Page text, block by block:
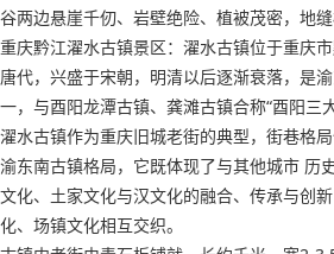
谷两边悬崖千仞、岩壁绝险、植被茂密，地缝
重庆黔江濯水古镇景区：濯水古镇位于重庆
唐代，兴盛于宋朝，明清以后逐渐衰落，是
一，与酉阳龙潭古镇、龚滩古镇合称“酉阳三大
濯水古镇作为重庆旧城老街的典型，街巷格
渝东南古镇格局，它既体现了与其他城市 历
文化、土家文化与汉文化的融合、传承与创
化、场镇文化相互交织。